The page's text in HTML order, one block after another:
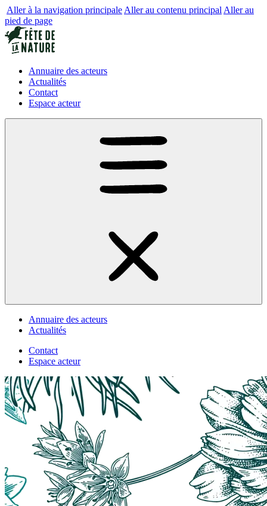
Aller à la navigation principale Aller au contenu principal Aller au
pied de page
Annuaire des acteurs
Actualités
Contact
Espace acteur
Annuaire des acteurs
Actualités
Contact
Espace acteur